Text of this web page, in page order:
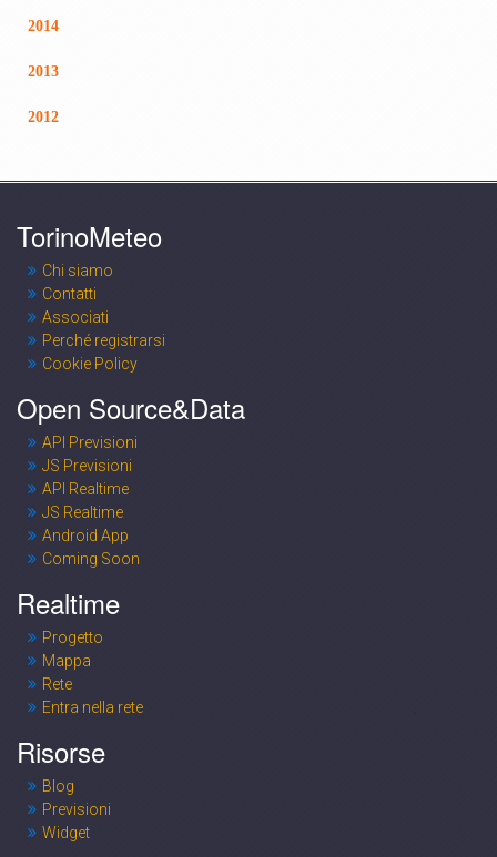
2014
2013
2012
TorinoMeteo
Chi siamo
Contatti
Associati
Perché registrarsi
Cookie Policy
Open Source&Data
API Previsioni
JS Previsioni
API Realtime
JS Realtime
Android App
Coming Soon
Realtime
Progetto
Mappa
Rete
Entra nella rete
Risorse
Blog
Previsioni
Widget